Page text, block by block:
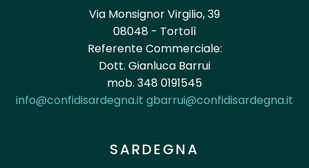
Via Monsignor Virgilio, 39
08048 - Tortolì
Referente Commerciale:
Dott. Gianluca Barrui
mob. 348 0191545
info@confidisardegna.it gbarrui@confidisardegna.it
SARDEGNA